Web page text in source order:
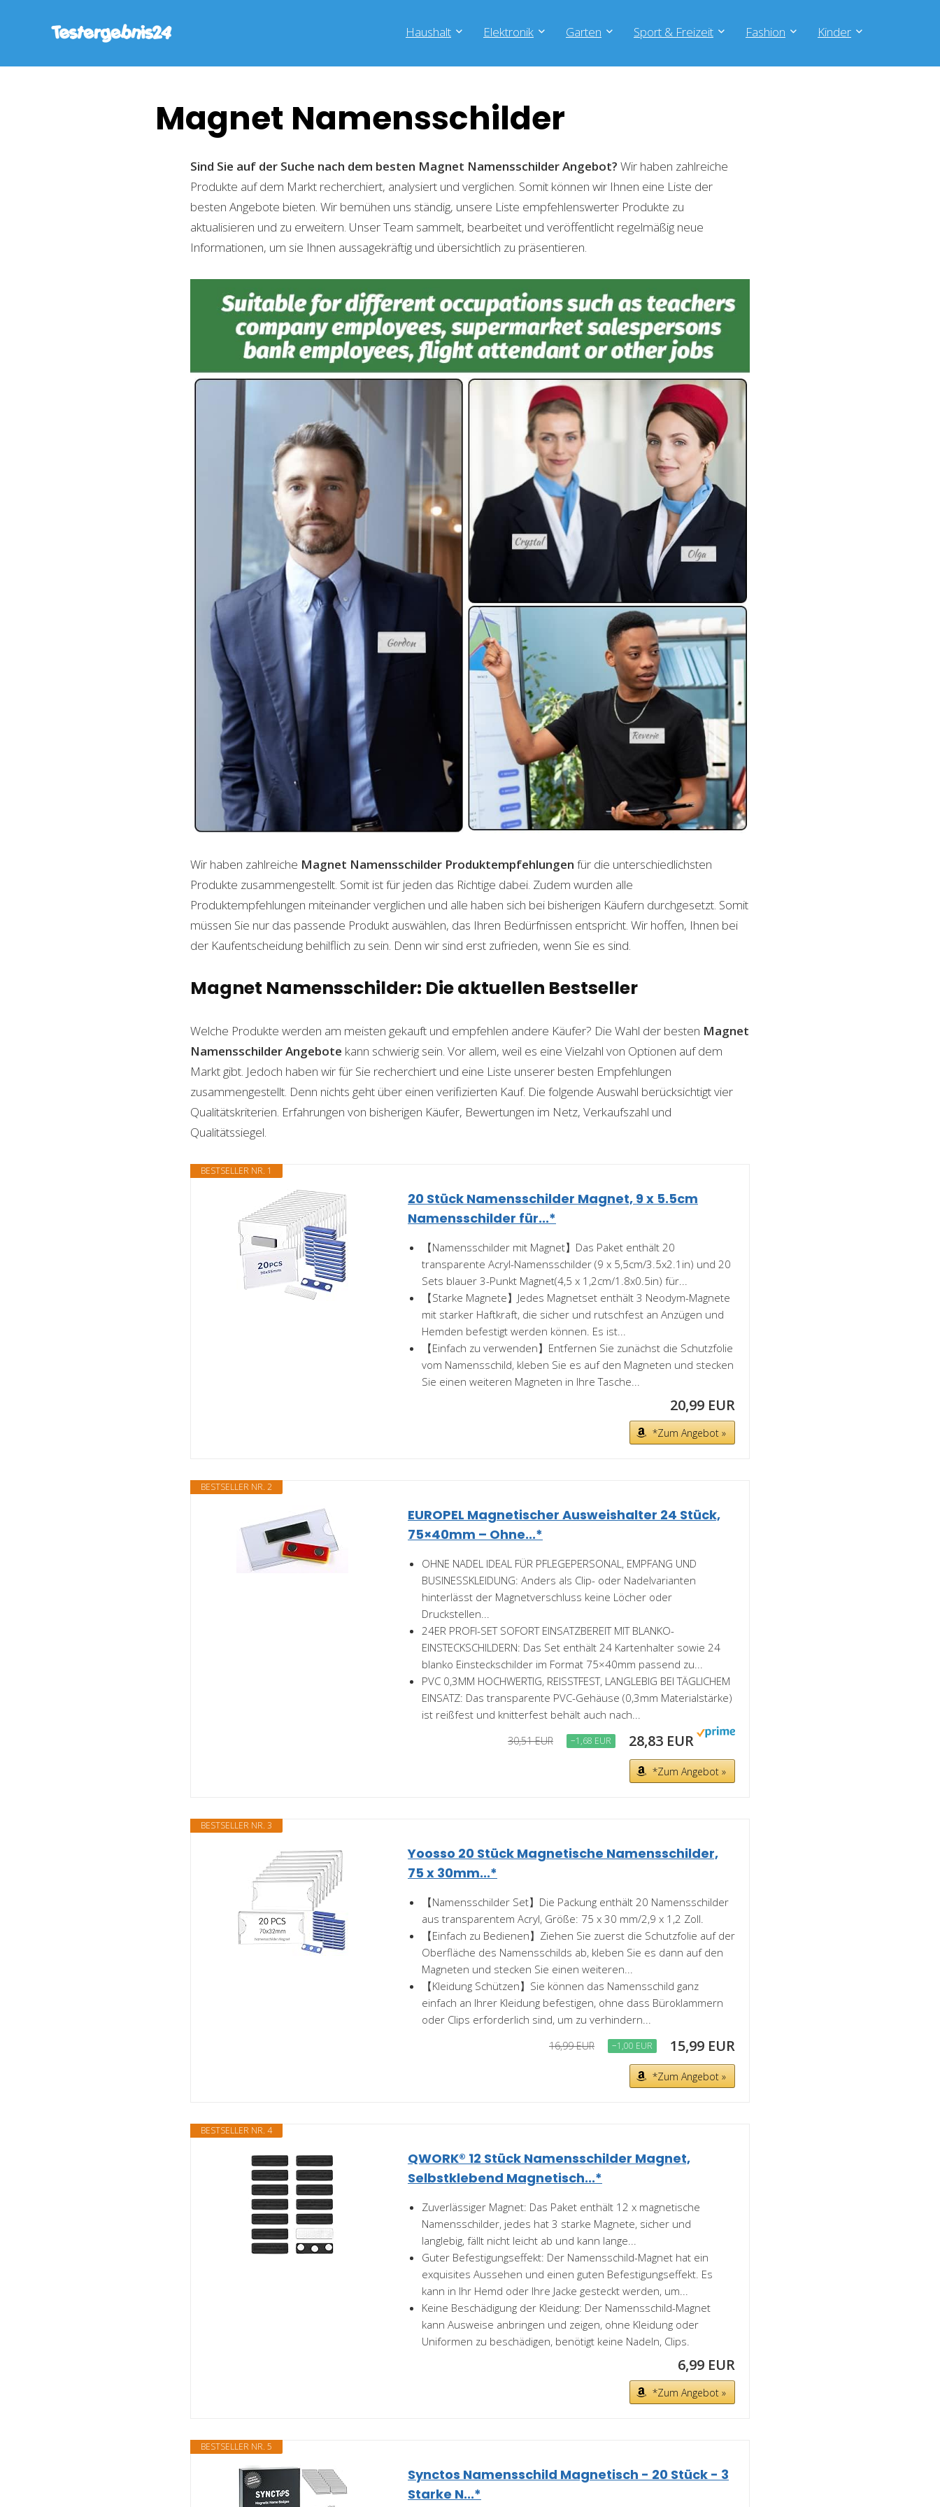
Haushalt Elektronik Garten Sport & Freizeit Fashion Kinder
Magnet Namensschilder
Sind Sie auf der Suche nach dem besten Magnet NamensschilderAngebot? Wir haben zahlreiche
Produkte auf dem Markt recherchiert, analysiert und verglichen. Somit können wir Ihnen eine Liste der
besten Angebote bieten. Wir bemühen uns ständig, unsere Liste empfehlenswerter Produkte zu
aktualisieren und zu erweitern. Unser Team sammelt, bearbeitet und veröffentlicht regelmäßig neue
Informationen, um sie Ihnen aussagekräftig und übersichtlich zu präsentieren.
Wir haben zahlreiche Magnet Namensschilder Produktempfehlungen für die unterschiedlichsten
Produkte zusammengestellt. Somit ist für jeden das Richtige dabei. Zudem wurden alle
Produktempfehlungen miteinander verglichen und alle haben sich bei bisherigen Käufern durchgesetzt. Somit
müssen Sie nur das passende Produkt auswählen, das Ihren Bedürfnissen entspricht. Wir hoffen, Ihnen bei
der Kaufentscheidung behilflich zu sein. Denn wir sind erst zufrieden, wenn Sie es sind.
Magnet Namensschilder: Die aktuellen Bestseller
Welche Produkte werden am meisten gekauft und empfehlen andere Käufer? Die Wahl der besten Magnet
NamensschilderAngebote kann schwierig sein. Vor allem, weil es eine Vielzahl von Optionen auf dem
Markt gibt. Jedoch haben wir für Sie recherchiert und eine Liste unserer besten Empfehlungen
zusammengestellt. Denn nichts geht über einen verifizierten Kauf. Die folgende Auswahl berücksichtigt vier
Qualitätskriterien. Erfahrungen von bisherigen Käufer, Bewertungen im Netz, Verkaufszahl und
Qualitätssiegel.
BESTSELLER NR. 1
20 Stück Namensschilder Magnet, 9 x 5.5cm
Namensschilder für...*
【Namensschilder mit Magnet】Das Paket enthält 20
transparente Acryl-Namensschilder (9 x 5,5cm/3.5x2.1in) und 20
Sets blauer 3-Punkt Magnet(4,5 x 1,2cm/1.8x0.5in) für...
【Starke Magnete】Jedes Magnetset enthält 3 Neodym-Magnete
mit starker Haftkraft, die sicher und rutschfest an Anzügen und
Hemden befestigt werden können. Es ist...
【Einfach zu verwenden】Entfernen Sie zunächst die Schutzfolie
vom Namensschild, kleben Sie es auf den Magneten und stecken
Sie einen weiteren Magneten in Ihre Tasche...
20,99 EUR
*Zum Angebot »
BESTSELLER NR. 2
EUROPEL Magnetischer Ausweishalter 24 Stück,
75×40mm – Ohne...*
OHNE NADEL IDEAL FÜR PFLEGEPERSONAL, EMPFANG UND
BUSINESSKLEIDUNG: Anders als Clip- oder Nadelvarianten
hinterlässt der Magnetverschluss keine Löcher oder
Druckstellen...
24ER PROFI-SET SOFORT EINSATZBEREIT MIT BLANKO-
EINSTECKSCHILDERN: Das Set enthält 24 Kartenhalter sowie 24
blanko Einsteckschilder im Format 75×40mm passend zu...
PVC 0,3MM HOCHWERTIG, REISSTFEST, LANGLEBIG BEI TÄGLICHEM
EINSATZ: Das transparente PVC-Gehäuse (0,3mm Materialstärke)
ist reißfest und knitterfest behält auch nach...
30,51 EUR −1,68 EUR 28,83 EUR
*Zum Angebot »
BESTSELLER NR. 3
Yoosso 20 Stück Magnetische Namensschilder,
75 x 30mm...*
【Namensschilder Set】Die Packung enthält 20 Namensschilder
aus transparentem Acryl, Größe: 75 x 30 mm/2,9 x 1,2 Zoll.
【Einfach zu Bedienen】Ziehen Sie zuerst die Schutzfolie auf der
Oberfläche des Namensschilds ab, kleben Sie es dann auf den
Magneten und stecken Sie einen weiteren...
【Kleidung Schützen】Sie können das Namensschild ganz
einfach an Ihrer Kleidung befestigen, ohne dass Büroklammern
oder Clips erforderlich sind, um zu verhindern...
16,99 EUR −1,00 EUR 15,99 EUR
*Zum Angebot »
BESTSELLER NR. 4
QWORK® 12 Stück Namensschilder Magnet,
Selbstklebend Magnetisch...*
Zuverlässiger Magnet: Das Paket enthält 12 x magnetische
Namensschilder, jedes hat 3 starke Magnete, sicher und
langlebig, fällt nicht leicht ab und kann lange...
Guter Befestigungseffekt: Der Namensschild-Magnet hat ein
exquisites Aussehen und einen guten Befestigungseffekt. Es
kann in Ihr Hemd oder Ihre Jacke gesteckt werden, um...
Keine Beschädigung der Kleidung: Der Namensschild-Magnet
kann Ausweise anbringen und zeigen, ohne Kleidung oder
Uniformen zu beschädigen, benötigt keine Nadeln, Clips.
6,99 EUR
*Zum Angebot »
BESTSELLER NR. 5
Synctos Namensschild Magnetisch - 20 Stück - 3
Starke N...*